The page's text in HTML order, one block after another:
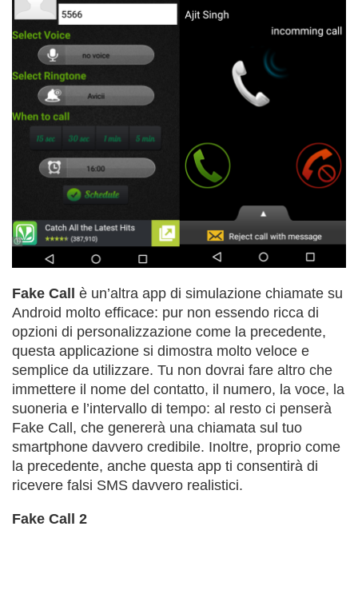
Fake Call è un’altra app di simulazione chiamate su
Android molto efficace: pur non essendo ricca di
opzioni di personalizzazione come la precedente,
questa applicazione si dimostra molto veloce e
semplice da utilizzare. Tu non dovrai fare altro che
immettere il nome del contatto, il numero, la voce, la
suoneria e l’intervallo di tempo: al resto ci penserà
Fake Call, che genererà una chiamata sul tuo
smartphone davvero credibile. Inoltre, proprio come
la precedente, anche questa app ti consentirà di
ricevere falsi SMS davvero realistici.
Fake Call 2